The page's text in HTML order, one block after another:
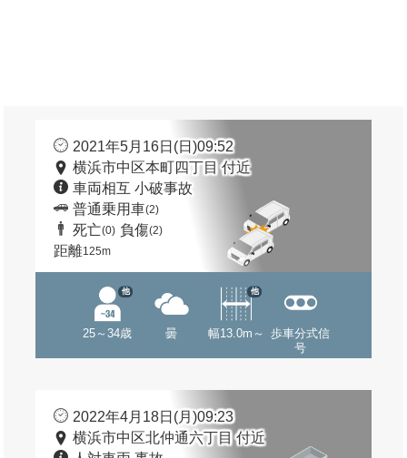
2021年5月16日(日)09:52
横浜市中区本町四丁目 付近
車両相互 小破事故
普通乗用車(2)
死亡(0) 負傷(2)
距離125m
25～34歳
他
曇 幅13.0m～
他
歩車分式信
号
2022年4月18日(月)09:23
横浜市中区北仲通六丁目 付近